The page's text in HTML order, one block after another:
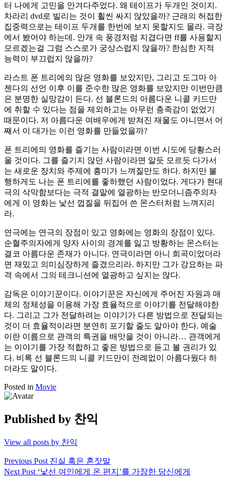
터 나에게 고민을 안겨다주었다. 왜 테이프가 두개인 것이지.
차라리 dvd로 빌리는 것이 휠씬 싸지 않았을까? 근래의 허접한
집중력으로는 테이프 두개를 한번에 보지 못할지도 몰라. 극장
에서 봤어야 하는데. 안개 속 풍경처럼 지겹다면 ff를 사용할지
모르겠는걸 그럼 스스로가 궁상스럽지 않을까? 한심한 지적
능력이 부끄럽지 않을까?
라스트 폰 트리에의 많은 영화를 보았지만, 그리고 도그마 아
젠다의 선언 이후 이를 준수한 많은 영화를 보았지만 이번만큼
은 분명한 실망감이 든다. 선 블론드의 아름다운 니콜 키드만
에 취할 수 있다는 점을 제외하고는 아무런 충족감이 없었기
때문이다. 저 아름다운 여배우에게 받쳐진 재물도 아니면서 어
째서 이 대가는 이런 영화를 만들었을까?
폰 트리에의 영화를 즐기는 사람이라면 이번 시도에 당황스러
울 것이다. 그를 즐기지 않던 사람이라면 알듯 모르듯 다가서
는 새로운 장치와 주제에 흥미가 느껴질만도 하다. 하지만 불
행하게도 나는 폰 트리에를 좋하했던 사람이었다. 게다가 현대
극의 삭막함보다는 극적 결말에 열광하는 반모더니즘주의자
에게 이 영화는 낯선 껍질을 뒤집어 쓴 몬스터처럼 느껴지리
라.
연극에는 연극의 장점이 있고 영화에는 영화의 장점이 있다.
순혈주의자에게 양자 사이의 경계를 잃고 방황하는 몬스터는
결코 아름다운 존재가 아니다. 연극이라면 아니 희곡이었더라
면 재밌고 의미심장하게 즐겼으리라. 하지만 그가 강요하는 파
격 속에서 그의 테크니션에 열광하고 싶지는 않다.
감독은 이야기꾼이다. 이야기꾼은 자신에게 주어진 자원과 매
체의 정체성을 이용해 가장 효율적으로 이야기를 전달해야한
다. 그리고 그가 전달하려는 이야기가 다른 방법으로 전달되는
것이 더 효율적이라면 분연히 포기할 줄도 알아야 한다. 예술
이란 이름으로 관객의 특권을 배앗을 것이 아니라… 관객에게
는 이야기를 가장 적합하고 좋은 방법으로 듣고 볼 권리가 있
다. 비록 선 블론드의 니콜 키드만이 전례없이 아름다웠다 하
더라도 말이다.
Posted in Movie
Published by 찬익
View all posts by 찬익
Post
navigation
Previous Post 진실 혹은 혼잣말
Next Post ‘낯선 여인에게 온 편지’를 가장한 당신에게